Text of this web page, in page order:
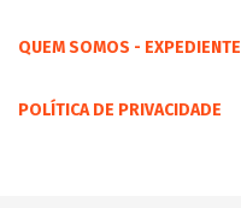
QUEM SOMOS - EXPEDIENTE
POLÍTICA DE PRIVACIDADE